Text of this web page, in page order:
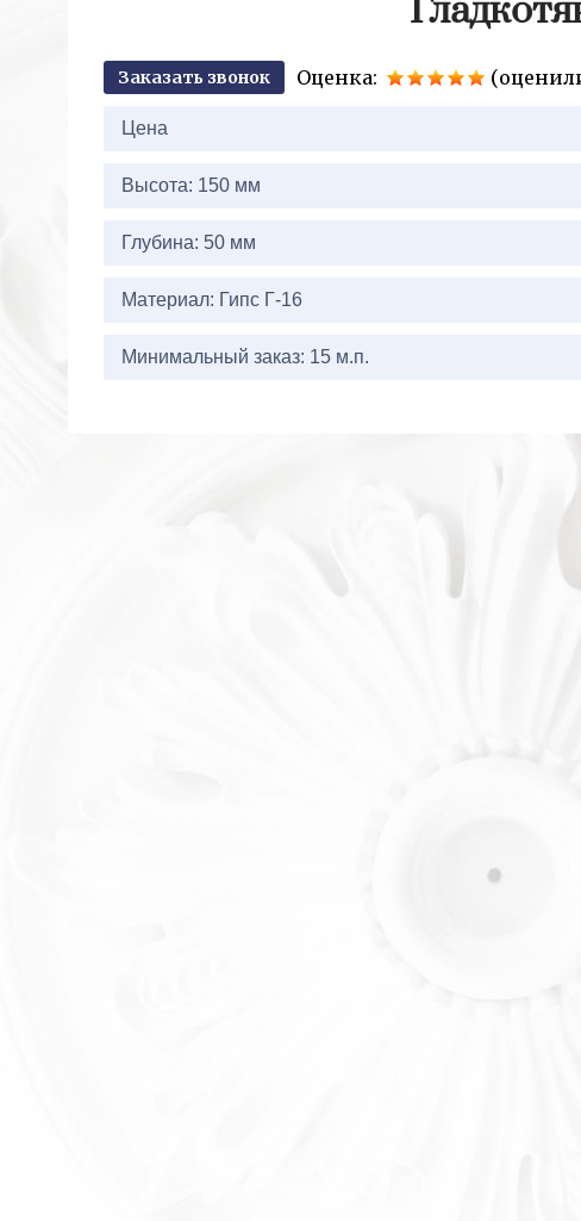
Заказать звонок
Оценка:
Цена
Высота: 150 мм
Глубина: 50 мм
Материал: Гипс Г-16
Минимальный заказ: 15 м.п.